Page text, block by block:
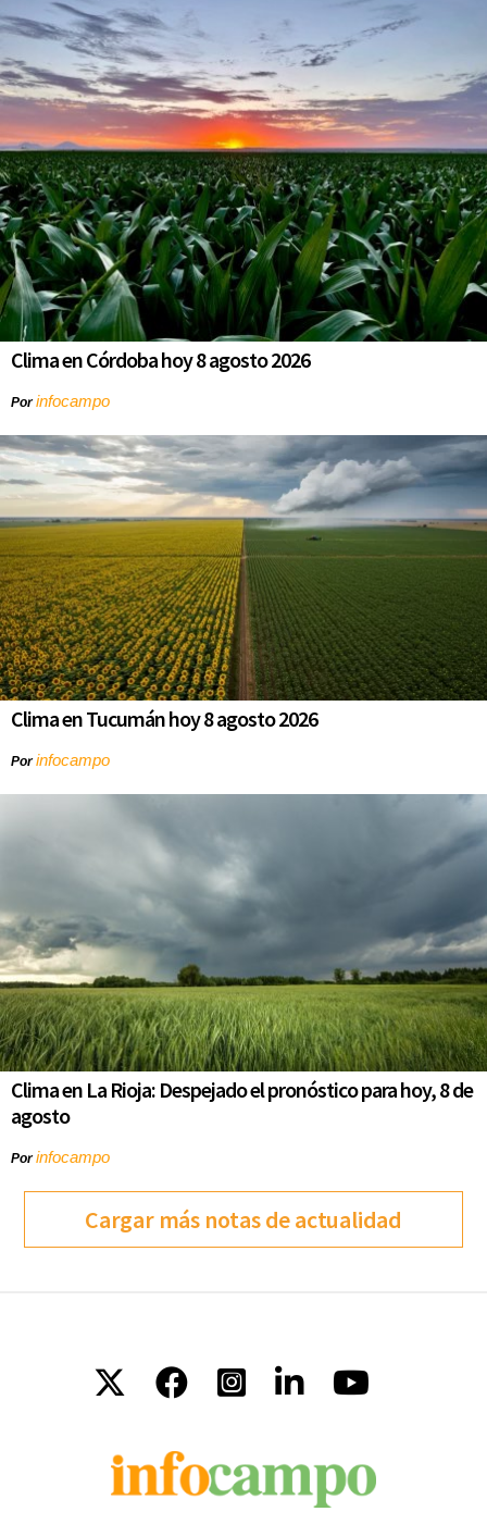
Clima en Córdoba hoy 8 agosto 2026
Porinfocampo
Clima en Tucumán hoy 8 agosto 2026
Porinfocampo
Clima en La Rioja: Despejado el pronóstico para hoy, 8 de
agosto
Porinfocampo
Cargar más notas de actualidad